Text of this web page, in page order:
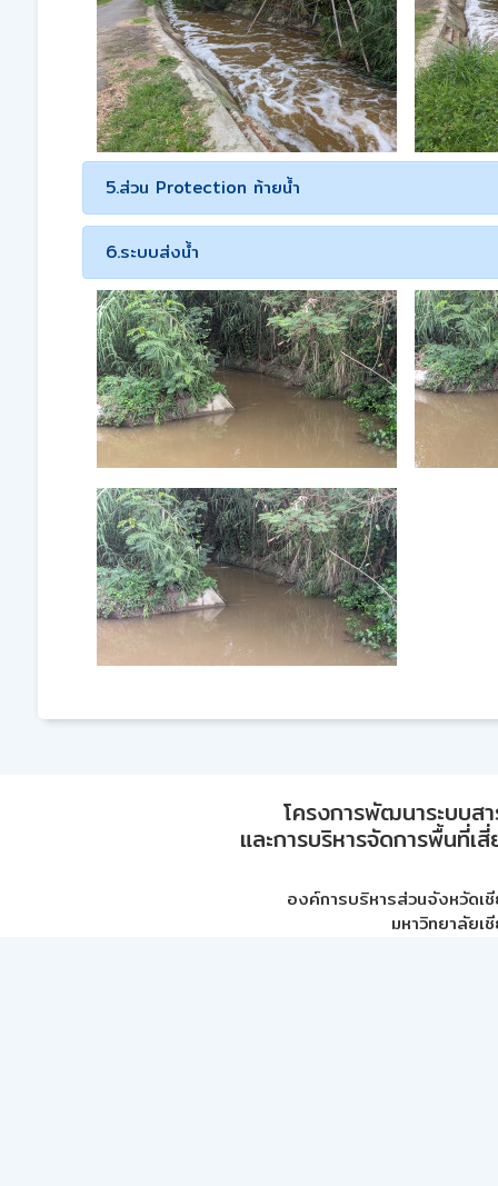
5.ส่วน Protection ท้ายน้ำ
6.ระบบส่งน้ำ
โครงการพัฒนาระบบส
และการบริหารจัดการพื้นที่เ
องค์การบริหารส่วนจังหวัดเ
มหาวิทยาลัยเ